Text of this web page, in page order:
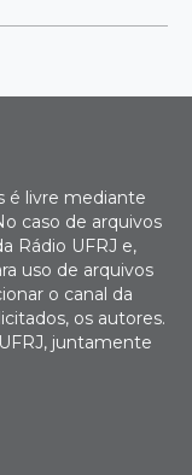
é livre mediante
caso de arquivos
Rádio UFRJ e,
uso de arquivos
o canal da
os autores.
juntamente